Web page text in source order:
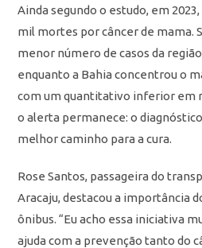
Ainda segundo o estudo, em
mil mortes por câncer de mama.
menor número de casos da
enquanto a Bahia concentrou o
com um quantitativo inferior em
o alerta permanece: o
melhor caminho para a cura.
Rose Santos, passageira do
Aracaju, destacou a importância
ônibus. “Eu acho essa iniciativa
ajuda com a prevenção tanto do